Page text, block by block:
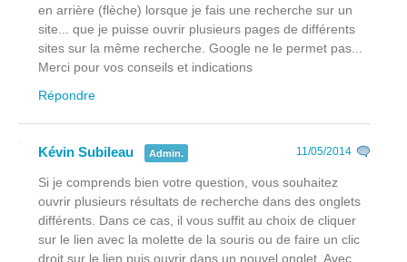
en arrière (flèche) lorsque je fais une recherche sur un
site... que je puisse ouvrir plusieurs pages de différents
sites sur la même recherche. Google ne le permet pas...
Merci pour vos conseils et indications
Répondre
Kévin Subileau Admin. 11/05/2014
Si je comprends bien votre question, vous souhaitez
ouvrir plusieurs résultats de recherche dans des onglets
différents. Dans ce cas, il vous suffit au choix de cliquer
sur le lien avec la molette de la souris ou de faire un clic
droit sur le lien puis ouvrir dans un nouvel onglet. Avec